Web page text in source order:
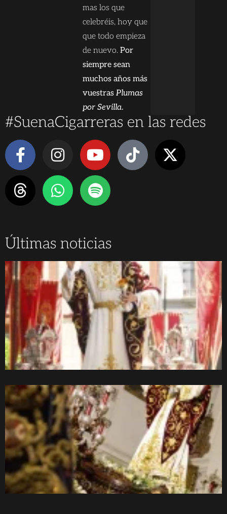
mas los que
celebréis, hoy que
que todo empieza
de nuevo. Por
siempre sean
muchos años más
vuestras Plumas
por Sevilla.
#SuenaCigarreras en las redes
Últimas noticias